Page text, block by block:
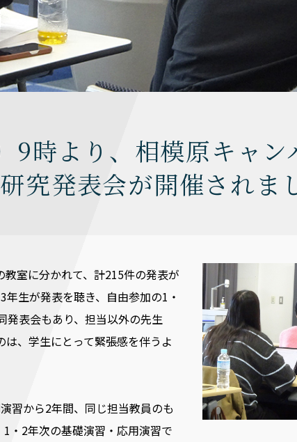
9時より、相模原キャン
究発表会が開催されま
室に分かれて、計215件の発表が
生が発表を聴き、自由参加の1・
発表会もあり、担当以外の先生
、学生にとって緊張感を伴うよ
習から2年間、同じ担当教員のも
・2年次の基礎演習・応用演習で